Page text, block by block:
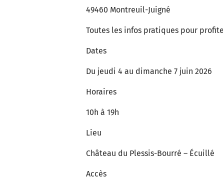
49460 Montreuil-Juigné
Toutes les infos pratiques pour
Dates
Du jeudi 4 au dimanche 7 juin 2026
Horaires
10h à 19h
Lieu
Château du Plessis-Bourré – Écuillé
Accès